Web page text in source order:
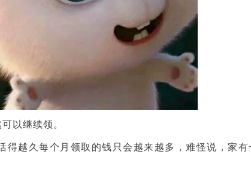
以继续领。
得越久每个月领取的钱只会越来越多，难怪说，家有